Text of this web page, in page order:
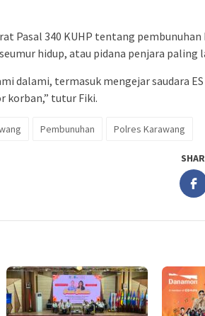
Pasal 340 KUHP tentang pembunuhan
hidup, atau pidana penjara paling
dalami, termasuk mengejar saudara
korban,” tutur Fiki.
Pembunuhan Polres Karawang